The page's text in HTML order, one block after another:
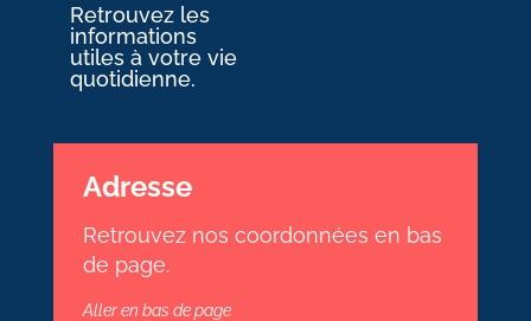
Retrouvez les
informations
utiles à votre vie
quotidienne.
Adresse
Retrouvez nos coordonnées en bas
de page.
Aller en bas de page